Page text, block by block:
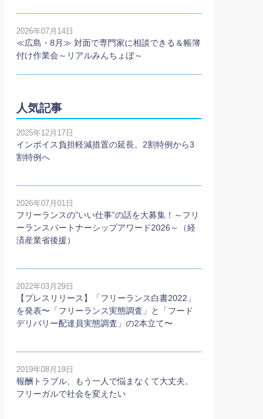
2026年07月14日
≪広島・8月≫ 対面で専門家に相談できる＆帳簿
付け作業会～リアルみんちょぼ～
人気記事
2025年12月17日
インボイス負担軽減措置の延長。2割特例から3
割特例へ
2026年07月01日
フリーランスの”いい仕事”の話を大募集！～フリ
ーランスパートナーシップアワード2026～（経
済産業省後援）
2022年03月29日
【プレスリリース】「フリーランス白書2022」
を発表〜「フリーランス実態調査」と「フード
デリバリー配達員実態調査」の2本⽴て〜
2019年08月19日
報酬トラブル、もう一人で悩まなくて大丈夫。
フリーガルで社会を変えたい